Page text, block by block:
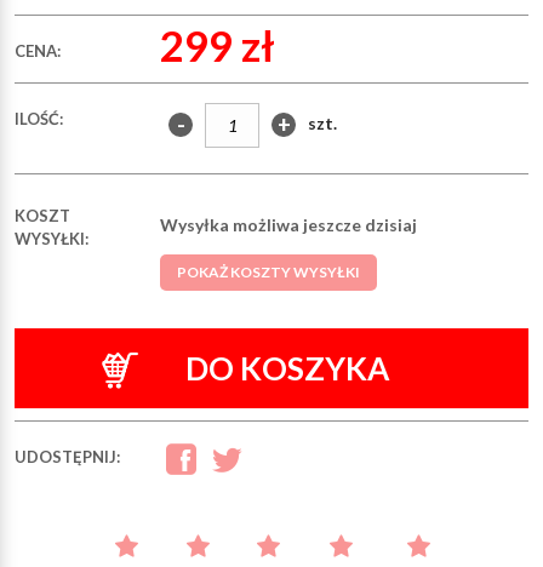
CENA: 299 zł
ILOŚĆ: - + szt.
KOSZT
WYSYŁKI:
Wysyłka możliwa jeszcze dzisiaj
POKAŻ KOSZTY WYSYŁKI
DO KOSZYKA
UDOSTĘPNIJ: